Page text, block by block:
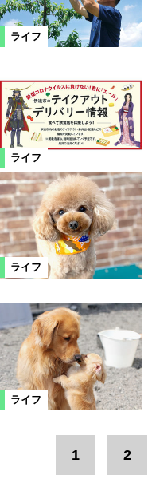
ライフ
ライフ
ライフ
ライフ
1 2